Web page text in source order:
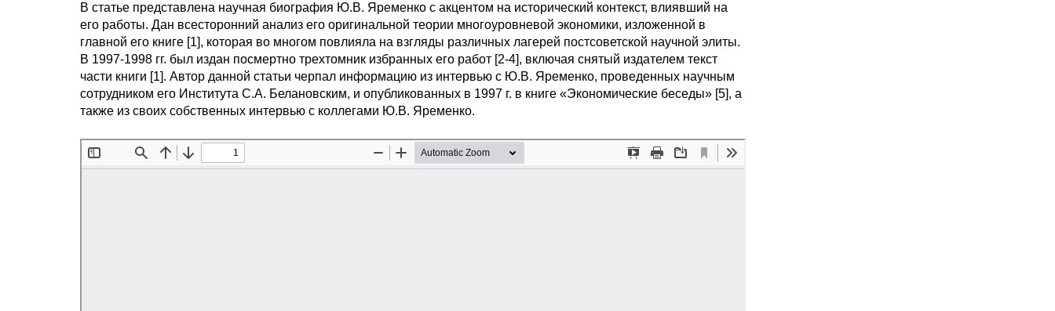
В статье представлена научная биография Ю.В. Яременко с акцентом на исторический контекст, влиявший на
его работы. Дан всесторонний анализ его оригинальной теории многоуровневой экономики, изложенной в
главной его книге [1], которая во многом повлияла на взгляды различных лагерей постсоветской научной элиты.
В 1997-1998 гг. был издан посмертно трехтомник избранных его работ [2-4], включая снятый издателем текст
части книги [1]. Автор данной статьи черпал информацию из интервью с Ю.В. Яременко, проведенных научным
сотрудником его Института С.А. Белановским, и опубликованных в 1997 г. в книге «Экономические беседы» [5], а
также из своих собственных интервью с коллегами Ю.В. Яременко.